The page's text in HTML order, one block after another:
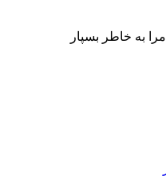
مرا به خاطر بسپار